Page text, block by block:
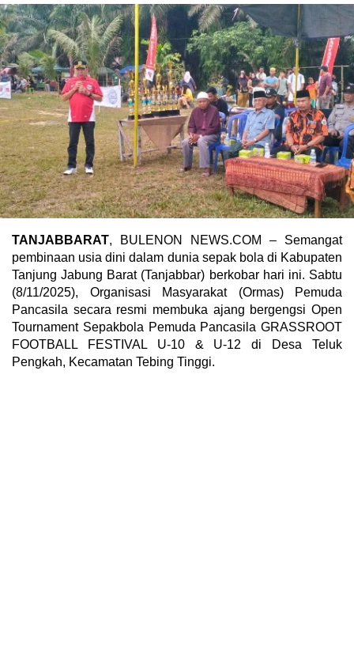
TANJABBARAT, BULENON NEWS.COM – Semangat
pembinaan usia dini dalam dunia sepak bola di Kabupaten
Tanjung Jabung Barat (Tanjabbar) berkobar hari ini. Sabtu
(8/11/2025), Organisasi Masyarakat (Ormas) Pemuda
Pancasila secara resmi membuka ajang bergengsi Open
Tournament Sepakbola Pemuda Pancasila GRASSROOT
FOOTBALL FESTIVAL U-10 & U-12 di Desa Teluk
Pengkah, Kecamatan Tebing Tinggi.